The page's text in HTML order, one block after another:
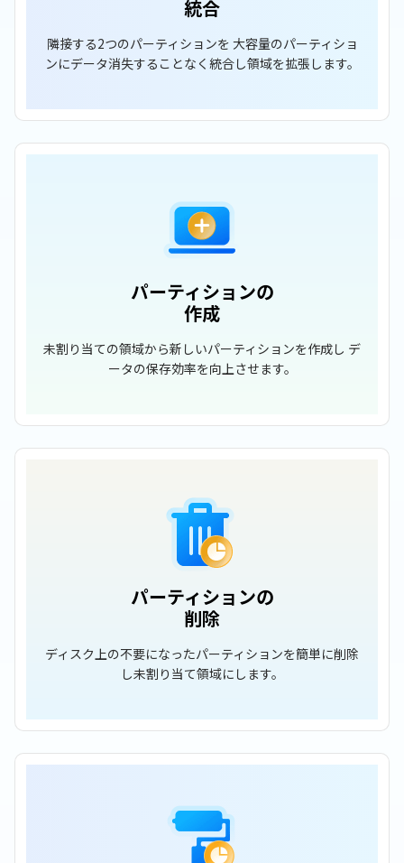
統合
隣接する2つのパーティションを 大容量のパーティショ
ンにデータ消失することなく統合し領域を拡張します。
パーティションの
作成
未割り当ての領域から新しいパーティションを作成し デ
ータの保存効率を向上させます。
パーティションの
削除
ディスク上の不要になったパーティションを簡単に削除
し未割り当て領域にします。